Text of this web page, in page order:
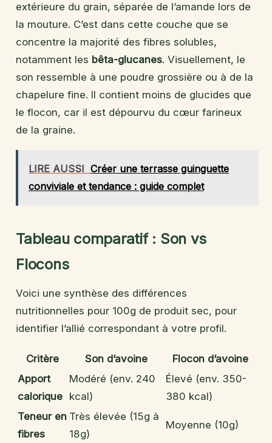
extérieure du grain, séparée de l’amande lors de
la mouture. C’est dans cette couche que se
concentre la majorité des fibres solubles,
notamment les bêta-glucanes. Visuellement, le
son ressemble à une poudre grossière ou à de la
chapelure fine. Il contient moins de glucides que
le flocon, car il est dépourvu du cœur farineux
de la graine.
LIRE AUSSI Créer une terrasse guinguette
conviviale et tendance : guide complet
Tableau comparatif : Son vs
Flocons
Voici une synthèse des différences
nutritionnelles pour 100g de produit sec, pour
identifier l’allié correspondant à votre profil.
Critère Son d’avoine
Flocon d’avoine
Apport
calorique
Modéré (env. 240
kcal)
Élevé (env. 350-
380 kcal)
Teneur en
fibres
Très élevée (15g à
18g)
Moyenne (10g)